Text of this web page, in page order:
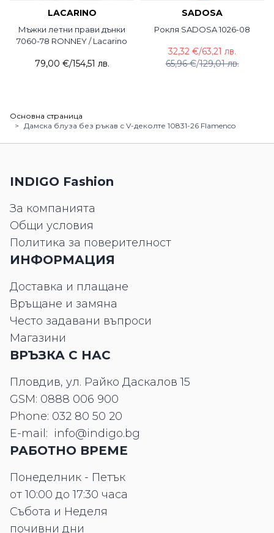
LACARINO
Мъжки летни прави дънки
7060-78 RONNEY / Lacarino
79,00 €/154,51 лв.
SADOSA
Рокля SADOSA 1026-08
65,96 €/129,01 лв.
32,32 €/63,21 лв.
Основна страница
> Дамска блуза без ръкав с V-деколте 10831-26 Flamenco
INDIGO Fashion
За компанията
Общи условия
Политика за поверителност
ИНФОРМАЦИЯ
Доставка и плащане
Връщане и замяна
Често задавани въпроси
Магазини
ВРЪЗКА С НАС
Пловдив, ул. Райко Даскалов 15
GSM: 0888 006 900
Phone: 032 80 50 20
E-mail: info@indigo.bg
РАБОТНО ВРЕМЕ
Понеделник - Петък
от 10:00 до 17:30 часа
Събота и Неделя
почивни дни